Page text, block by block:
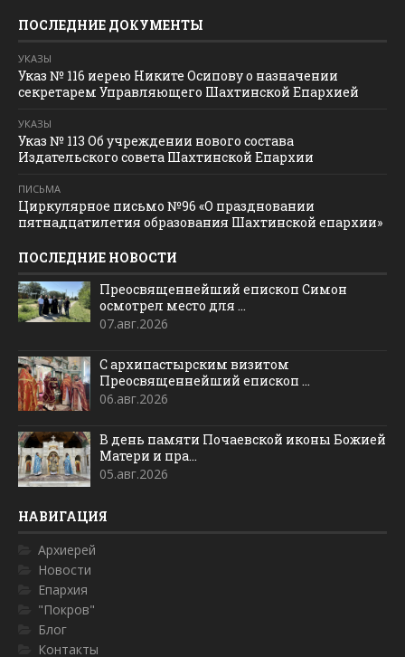
ПОСЛЕДНИЕ ДОКУМЕНТЫ
УКАЗЫ
Указ № 116 иерею Никите Осипову о назначении
секретарем Управляющего Шахтинской Епархией
УКАЗЫ
Указ № 113 Об учреждении нового состава
Издательского совета Шахтинской Епархии
ПИСЬМА
Циркулярное письмо №96 «О праздновании
пятнадцатилетия образования Шахтинской епархии»
ПОСЛЕДНИЕ НОВОСТИ
Преосвященнейший епископ Симон
осмотрел место для ...
07.авг.2026
С архипастырским визитом
Преосвященнейший епископ ...
06.авг.2026
В день памяти Почаевской иконы Божией
Матери и пра...
05.авг.2026
НАВИГАЦИЯ
Архиерей
Новости
Епархия
"Покров"
Блог
Контакты